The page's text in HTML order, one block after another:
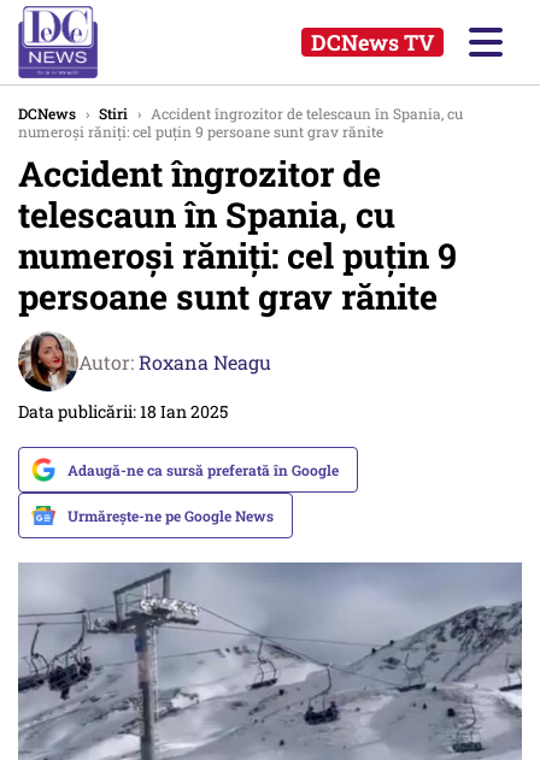
DCNews TV
DCNews › Stiri › Accident îngrozitor de telescaun în Spania, cu
numeroși răniți: cel puțin 9 persoane sunt grav rănite
Accident îngrozitor de
telescaun în Spania, cu
numeroși răniți: cel puțin 9
persoane sunt grav rănite
Autor:Roxana Neagu
Data publicării: 18 Ian 2025
Adaugă-ne ca sursă preferată în Google
Urmărește-ne pe Google News